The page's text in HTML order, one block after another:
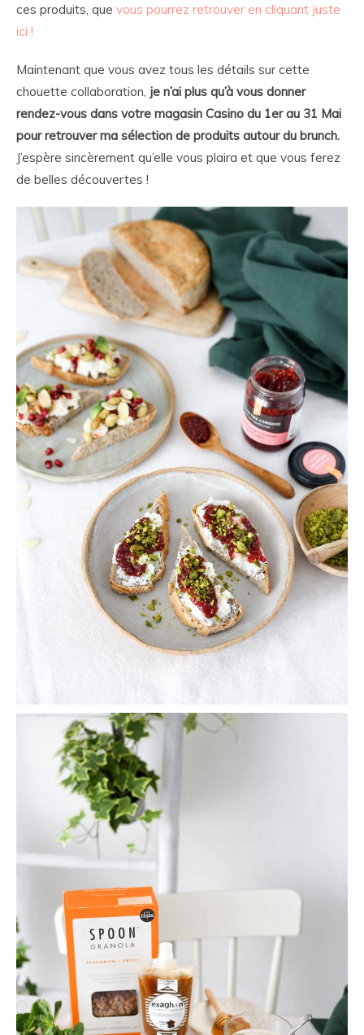
ces produits, que vous pourrez retrouver en cliquant juste
ici !
Maintenant que vous avez tous les détails sur cette
chouette collaboration, je n’ai plus qu’à vous donner
rendez-vous dans votre magasin Casino du 1er au 31 Mai
pour retrouver ma sélection de produits autour du brunch.
J’espère sincèrement qu’elle vous plaira et que vous ferez
de belles découvertes !